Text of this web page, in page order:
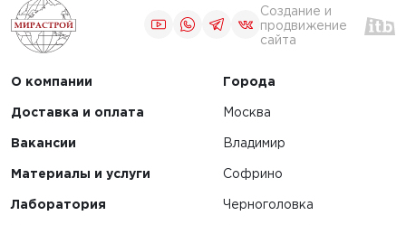
применение
1
Создание и
продвижение
сайта
О компании
Доставка и оплата
Вакансии
Материалы и услуги
Лаборатория
Города
Москва
Владимир
Софрино
Черноголовка